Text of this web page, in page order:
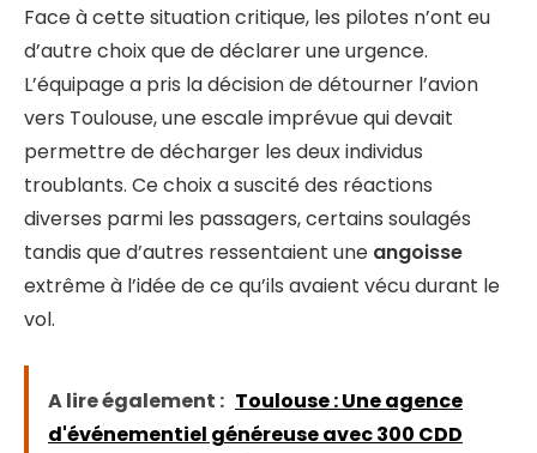
Face à cette situation critique, les pilotes n’ont eu
d’autre choix que de déclarer une urgence.
L’équipage a pris la décision de détourner l’avion
vers Toulouse, une escale imprévue qui devait
permettre de décharger les deux individus
troublants. Ce choix a suscité des réactions
diverses parmi les passagers, certains soulagés
tandis que d’autres ressentaient une angoisse
extrême à l’idée de ce qu’ils avaient vécu durant le
vol.
A lire également : Toulouse : Une agence
d'événementiel généreuse avec 300 CDD